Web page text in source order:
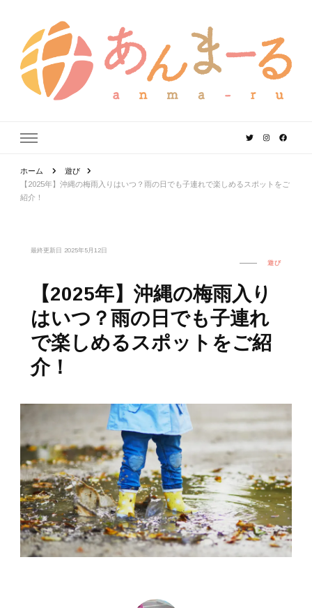
ホーム
遊び
【2025年】沖縄の梅雨入りはいつ？雨の日でも子連れで楽しめるスポットをご
紹介！
最終更新日 2025年5月12日
遊び
【2025年】沖縄の梅雨入り
はいつ？雨の日でも子連れ
で楽しめるスポットをご紹
介！